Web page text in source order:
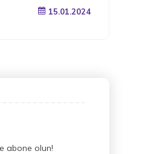
15.01.2024
abone olun!